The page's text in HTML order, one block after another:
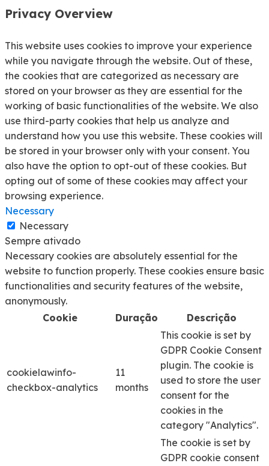
Privacy Overview
This website uses cookies to improve your experience
while you navigate through the website. Out of these,
the cookies that are categorized as necessary are
stored on your browser as they are essential for the
working of basic functionalities of the website. We also
use third-party cookies that help us analyze and
understand how you use this website. These cookies will
be stored in your browser only with your consent. You
also have the option to opt-out of these cookies. But
opting out of some of these cookies may affect your
browsing experience.
Necessary
Necessary
Sempre ativado
Necessary cookies are absolutely essential for the
website to function properly. These cookies ensure basic
functionalities and security features of the website,
anonymously.
Cookie
Duração Descrição
cookielawinfo-
checkbox-analytics
11
months
This cookie is set by
GDPR Cookie Consent
plugin. The cookie is
used to store the user
consent for the
cookies in the
category "Analytics".
The cookie is set by
GDPR cookie consent